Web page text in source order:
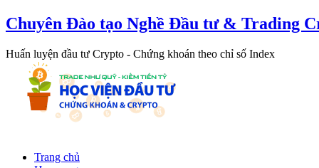
Chuyên Đào tạo Nghề Đầu tư & Trading
Huấn luyện đầu tư Crypto - Chứng khoán theo chỉ số Index
Trang chủ